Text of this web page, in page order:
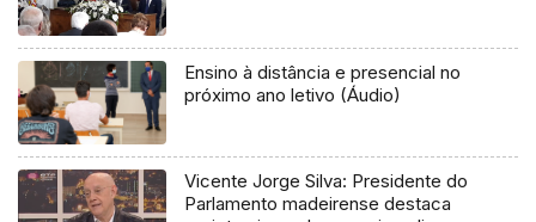
Ensino à distância e presencial no
próximo ano letivo (Áudio)
Vicente Jorge Silva: Presidente do
Parlamento madeirense destaca